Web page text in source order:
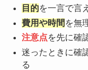
目的を一言で言
費用や時間 を無
注意点を先に確
迷ったときに確
る